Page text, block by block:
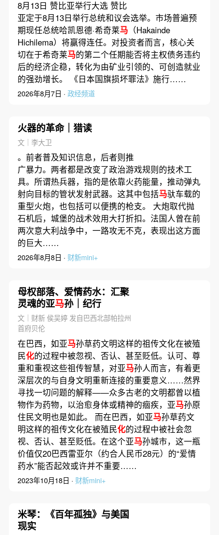
8月13日 赞比亚举行大选 赞比
亚定于8月13日举行总统和议会选举。市场普遍预
期现任总统哈凯恩德·希奇莱马 （Hakainde
Hichilema）将赢得连任。对投资者而言，核心关
切在于希奇莱马的第二个任期能否将主权债务违约
后的经济企稳，转化为由矿业引领的、可创造就业
的强劲增长。 《日本国旗损坏罪法》施行……
2026年8月7日 · 政经频道
火器的革命｜猎读
文｜李大卫
。前者普及知识信息，后者则推
广暴力。两者都是改变了政治游戏规则的技术工
具。所谓热兵器，指的是依靠火药能量，推动弹丸
射向目标的管状发射武器。这其中包括马驮车载的
重型火炮，也包括可以便携的枪支。 大炮取代抛
石机后，城堡的战术效用大打折扣。法国人曾在前
两次意大利战争中，一路攻无不克，表现出这方面
的巨大……
2026年8月8日 · 财新mini+
母权部落、爱情药水：汇聚
灵魂的亚马孙｜纪行
文｜财新 侯吴婷 发自巴西北部帕拉州
首府贝伦
在巴西，如亚马孙草药文明这样的祖传文化在被殖
民化的过程中被忽视、否认、甚至贬低。认可、尊
重和重视这些祖传智慧，对亚马孙人而言，有着更
深层次的与自身文明重新连接的重要意义……然界
寻找一切问题的解释——众多古老的文明都曾以植
物作为药物，以治愈身体或精神的痼疾，亚马孙原
住民文明也是如此。 而在巴西，如亚马孙草药文
明这样的祖传文化在被殖民化的过程中被社会忽
视、否认、甚至贬低。在这个亚马孙城市，这一瓶
价值仅20巴西雷亚尔（约合人民币28元）的“爱情
药水”能否起效或许并不重要……
2023年10月18日 · 财新mini+
米琴：《百年孤独》与美国
现实